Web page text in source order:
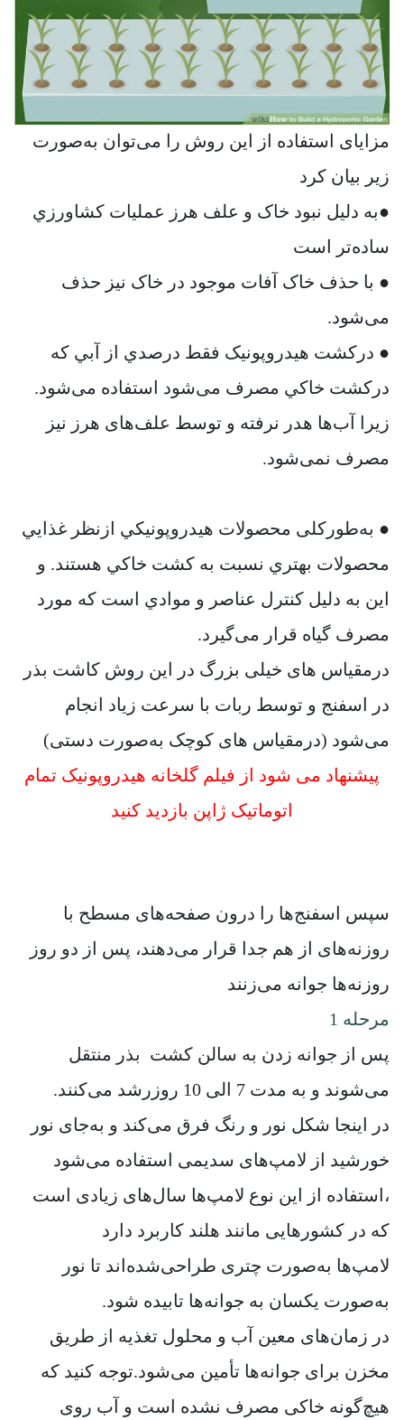
مزایای استفاده از این روش را می‌توان به‌صورت
زیر بیان کرد
●به دليل نبود خاک و علف هرز عملیات کشاورزي
ساده‌تر است
● با حذف خاک آفات موجود در خاک نيز حذف
می‌شود.
● درکشت هیدروپونیک فقط درصدي از آبي که
درکشت خاکي مصرف می‌شود استفاده می‌شود.
زيرا آب‌ها هدر نرفته و توسط علف‌های هرز نيز
مصرف نمی‌شود.
● به‌طورکلی محصولات هيدروپونيکي ازنظر غذايي
محصولات بهتري نسبت به کشت خاکي هستند. و
اين به دلیل کنترل عناصر و موادي است که مورد
مصرف گياه قرار می‌گیرد.
درمقیاس های خیلی بزرگ در این روش کاشت بذر
در اسفنج و توسط ربات با سرعت زیاد انجام
می‌شود (درمقیاس های کوچک به‌صورت دستی)
پیشنهاد می شود از فیلم گلخانه هیدروپونیک تمام
اتوماتیک ژاپن بازدید کنید
سپس اسفنج‌ها را درون صفحه‌های مسطح با
روزنه‌های از هم جدا قرار می‌دهند، پس از دو روز
روزنه‌ها جوانه می‌زنند
مرحله 1
پس از جوانه زدن به سالن کشت بذر منتقل
می‌شوند و به مدت 7 الی 10 روزرشد می‌کنند.
در اینجا شکل نور و رنگ فرق می‌کند و به‌جای نور
خورشید از لامپ‌های سدیمی استفاده می‌شود
،استفاده از این نوع لامپ‌ها سال‌های زیادی است
که در کشورهایی مانند هلند کاربرد دارد
لامپ‌ها به‌صورت چتری طراحی‌شده‌اند تا نور
به‌صورت یکسان به جوانه‌ها تابیده شود.
در زمان‌های معین آب و محلول تغذیه از طریق
مخزن برای جوانه‌ها تأمین می‌شود.توجه کنید که
هیچ‌گونه خاکی مصرف نشده است و آب روی